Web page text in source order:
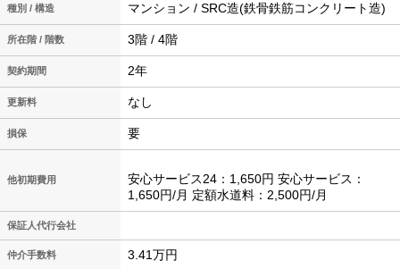
種別 / 構造 マンション / SRC造(鉄骨鉄筋コンクリート造)
所在階 / 階数 3階 / 4階
契約期間 2年
更新料 なし
損保 要
他初期費用
安心サービス24：1,650円 安心サービス：
1,650円/月 定額水道料：2,500円/月
保証人代行会社
仲介手数料 3.41万円